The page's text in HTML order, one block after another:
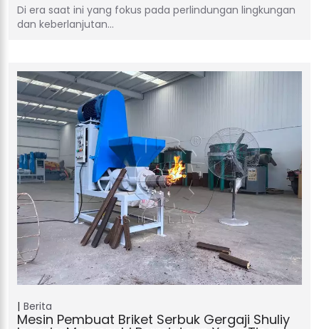
Di era saat ini yang fokus pada perlindungan lingkungan
dan keberlanjutan…
Berita
Mesin Pembuat Briket Serbuk Gergaji Shuliy